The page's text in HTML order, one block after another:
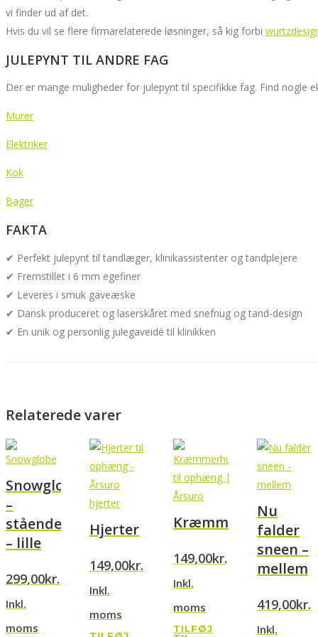
vi finder ud af det.
Hvis du vil se flere firmarelaterede løsninger, så kig forbi
JULEPYNT TIL ANDRE FAG
Der er mange muligheder for julepynt til specifikke fag. Find nogle
Murer
Elektriker
Kok
Bager
FAKTA
✔ Perfekt julepynt til tandlæger, klinikassistenter og tandplejere
✔ Fremstillet i 6 mm egefiner
✔ Leveres i smuk gaveæske
✔ Dansk produceret og laserskåret med snefnug og tand-design
✔ En unik og personlig julegaveidé til klinikken
Relaterede varer
Snowglobe
–
stående
– lille
299,00kr.
Inkl.
moms
Hjerter
149,00kr.
Inkl.
moms
Kræmmerhuse
149,00kr.
Inkl.
moms
TILFØJ
Nu
falder
sneen –
mellem
419,00kr.
Inkl.